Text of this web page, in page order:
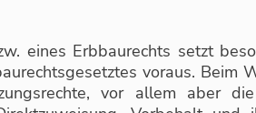
eines Erbbaurechts setzt
voraus. Beim
vor allem aber